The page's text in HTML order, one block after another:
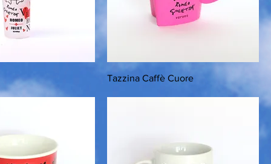
Tazzina Caffè Cuore